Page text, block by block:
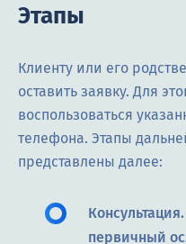
Этапы
Клиенту или его
оставить заявку. Для
воспользоваться
телефона. Этапы
представлены далее:
первичный